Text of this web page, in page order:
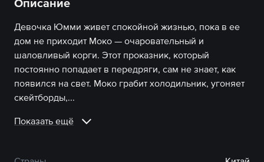
Описание
Девочка Юмми живет спокойной жизнью, пока в ее
дом не приходит Моко — очаровательный и
шаловливый корги. Этот проказник, который
постоянно попадает в передряги, сам не знает, как
появился на свет. Моко грабит холодильник, угоняет
скейтборды,...
Показать ещё